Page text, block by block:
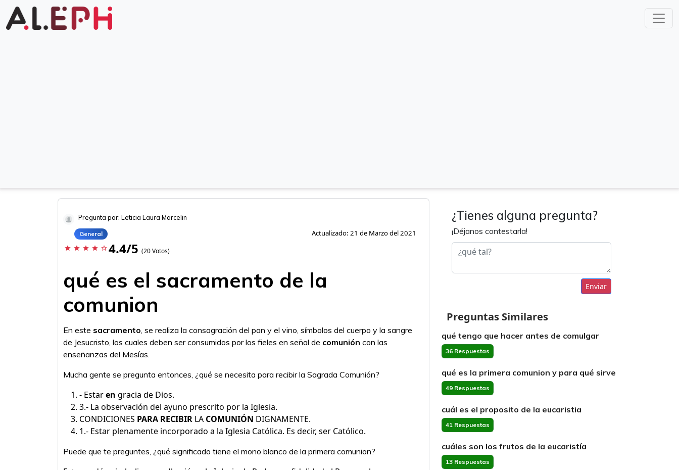
Pregunta por: Leticia Laura Marcelin
General Actualizado: 21 de Marzo del 2021
star star star star star_border 4.4/5 (20 Votos)
qué es el sacramento de la
comunion
En este sacramento, se realiza la consagración del pan y el vino, símbolos del cuerpo y la sangre
de Jesucristo, los cuales deben ser consumidos por los fieles en señal de comunión con las
enseñanzas del Mesías.
Mucha gente se pregunta entonces, ¿qué se necesita para recibir la Sagrada Comunión?
- Estaren gracia de Dios.
3.- La observación del ayuno prescrito por la Iglesia.
CONDICIONES PARA RECIBIR LA COMUNIÓN DIGNAMENTE.
1.- Estar plenamente incorporado a la Iglesia Católica. Es decir, ser Católico.
Puede que te preguntes, ¿qué significado tiene el mono blanco de la primera comunion?
¿Tienes alguna pregunta?
¡Déjanos contestarla!
Enviar
Preguntas Similares
qué tengo que hacer antes de comulgar
36 Respuestas
qué es la primera comunion y para qué sirve
49 Respuestas
cuál es el proposito de la eucaristia
41 Respuestas
cuáles son los frutos de la eucaristía
13 Respuestas